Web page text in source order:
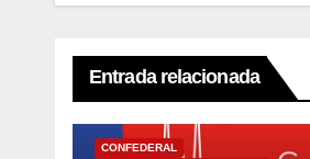
Entrada relacionada
CONFEDERAL